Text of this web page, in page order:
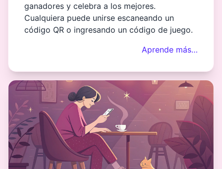
ganadores y celebra a los mejores.
Cualquiera puede unirse escaneando un
código QR o ingresando un código de juego.
Aprende más…